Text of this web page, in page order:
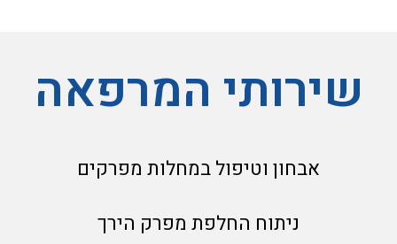
שירותי המרפאה
אבחון וטיפול במחלות מפרקים
ניתוח החלפת מפרק הירך